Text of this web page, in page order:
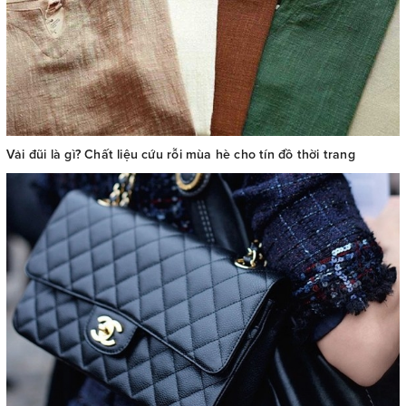
Vải đũi là gì? Chất liệu cứu rỗi mùa hè cho tín đồ thời trang